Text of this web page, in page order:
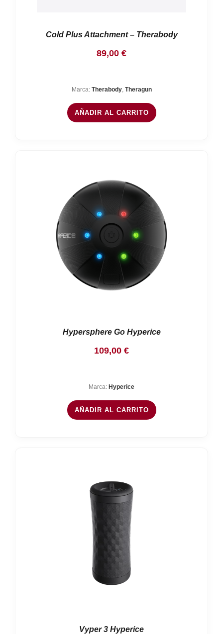
Cold Plus Attachment – Therabody
89,00 €
Marca: Therabody, Theragun
AÑADIR AL CARRITO
Hypersphere Go Hyperice
109,00 €
Marca: Hyperice
AÑADIR AL CARRITO
Vyper 3 Hyperice